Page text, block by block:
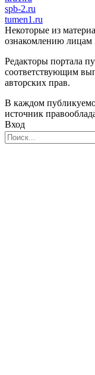
spb-2.ru
tumen1.ru
Некоторые из
ознакомлению лицам
Редакторы портала
соответствующим
авторских прав.
В каждом
источник
Вход